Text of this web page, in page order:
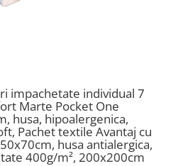
impachetate individual 7
Marte Pocket One
husa, hipoalergenica,
Pachet textile Avantaj cu
husa antialergica,
400g/m², 200x200cm